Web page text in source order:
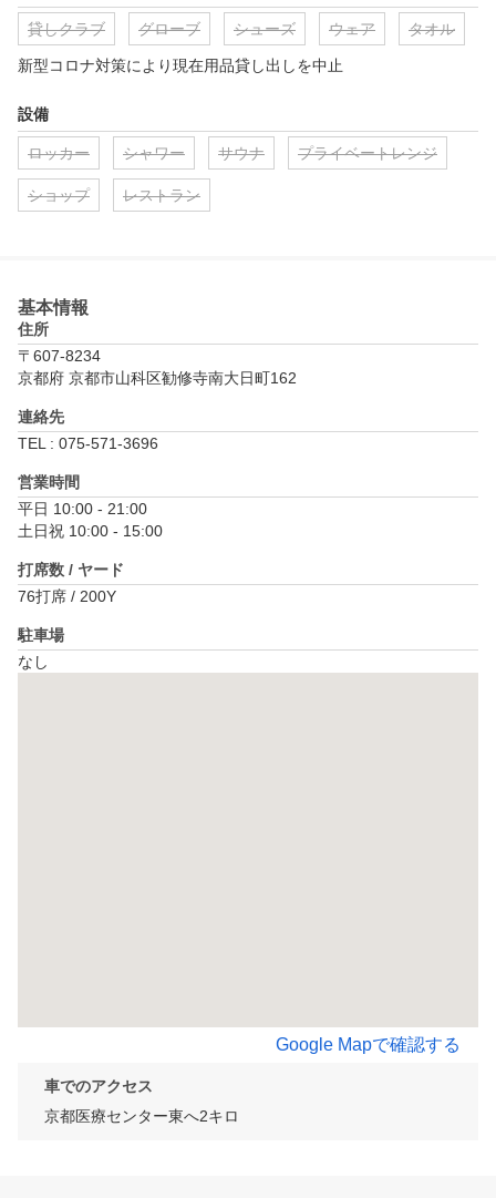
貸しクラブ グローブ シューズ ウェア タオル
新型コロナ対策により現在用品貸し出しを中止
設備
ロッカー シャワー サウナ プライベートレンジ
ショップ レストラン
基本情報
住所
〒607-8234
京都府 京都市山科区勧修寺南大日町162
連絡先
TEL : 075-571-3696
営業時間
平日 10:00 - 21:00
土日祝 10:00 - 15:00
打席数 / ヤード
76打席 / 200Y
駐車場
なし
Google Mapで確認する
車でのアクセス
京都医療センター東へ2キロ